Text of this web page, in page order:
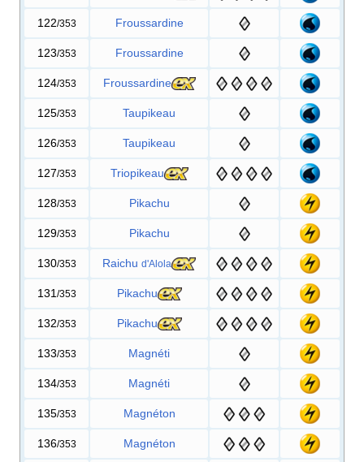
122/353 Froussardine
123/353 Froussardine
124/353 Froussardine
125/353 Taupikeau
126/353 Taupikeau
127/353 Triopikeau
128/353 Pikachu
129/353 Pikachu
130/353 Raichu d'Alola
131 /353 Pikachu
132/353 Pikachu
133/353 Magnéti
134/353 Magnéti
135/353 Magnéton
136/353 Magnéton